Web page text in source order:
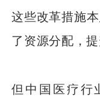
这些改革措施
了资源分配，提
但中国医疗行